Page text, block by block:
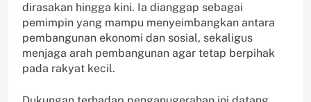
dirasakan hingga kini. Ia dianggap sebagai
pemimpin yang mampu menyeimbangkan antara
pembangunan ekonomi dan sosial, sekaligus
menjaga arah pembangunan agar tetap berpihak
pada rakyat kecil.